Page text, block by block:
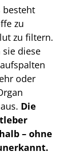
besteht
zu
zu filtern.
diese
oder
Die
– ohne